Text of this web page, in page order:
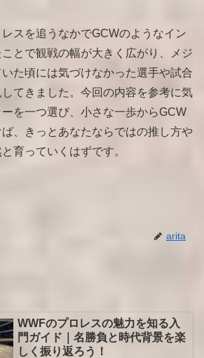
スを追うなかでGCWのようなイン
とで観戦の幅が大きく広がり、メジ
た頃には気づけなかった選手や試合
てきました。今回の内容を参考に気
を一つ選び、小さな一歩からGCW
、きっとあなたならではの推し方や
育っていくはずです。
arita
WWFのプロレスの魅力を知る入
門ガイド｜名勝負と時代背景を楽
しく振り返ろう！